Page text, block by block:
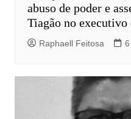
abuso de poder e
Tiagão no executivo
Raphaell Feitosa